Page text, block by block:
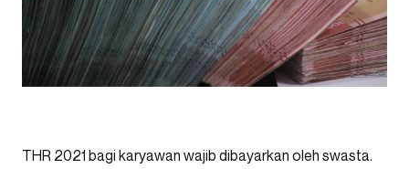
THR 2021 bagi karyawan wajib dibayarkan oleh swasta.